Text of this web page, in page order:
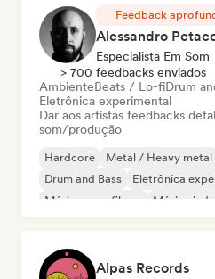
Feedback
Alessandro
Especialista Em Som
> 700 feedbacks enviados
AmbienteBeats / Lo-fiDrum
Eletrônica experimental
Dar aos artistas feedbacks
som/produção
Hardcore Metal / Heavy metal
Drum and Bass
Eletrônica
Música para filmes
Música
Alpas Records